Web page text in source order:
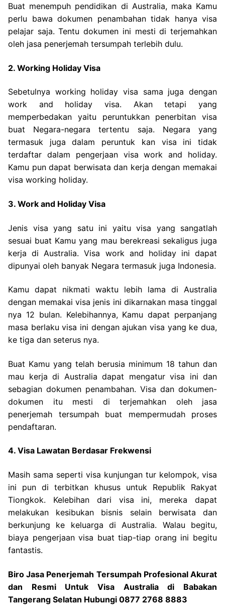
Buat menempuh pendidikan di Australia, maka Kamu
perlu bawa dokumen penambahan tidak hanya visa
pelajar saja. Tentu dokumen ini mesti di terjemahkan
oleh jasa penerjemah tersumpah terlebih dulu.
2. Working Holiday Visa
Sebetulnya working holiday visa sama juga dengan
work and holiday visa. Akan tetapi yang
memperbedakan yaitu peruntukkan penerbitan visa
buat Negara-negara tertentu saja. Negara yang
termasuk juga dalam peruntuk kan visa ini tidak
terdaftar dalam pengerjaan visa work and holiday.
Kamu pun dapat berwisata dan kerja dengan memakai
visa working holiday.
3. Work and Holiday Visa
Jenis visa yang satu ini yaitu visa yang sangatlah
sesuai buat Kamu yang mau berekreasi sekaligus juga
kerja di Australia. Visa work and holiday ini dapat
dipunyai oleh banyak Negara termasuk juga Indonesia.
Kamu dapat nikmati waktu lebih lama di Australia
dengan memakai visa jenis ini dikarnakan masa tinggal
nya 12 bulan. Kelebihannya, Kamu dapat perpanjang
masa berlaku visa ini dengan ajukan visa yang ke dua,
ke tiga dan seterus nya.
Buat Kamu yang telah berusia minimum 18 tahun dan
mau kerja di Australia dapat mengatur visa ini dan
sebagian dokumen penambahan. Visa dan dokumen-
dokumen itu mesti di terjemahkan oleh jasa
penerjemah tersumpah buat mempermudah proses
pendaftaran.
4. Visa Lawatan Berdasar Frekwensi
Masih sama seperti visa kunjungan tur kelompok, visa
ini pun di terbitkan khusus untuk Republik Rakyat
Tiongkok. Kelebihan dari visa ini, mereka dapat
melakukan kesibukan bisnis selain berwisata dan
berkunjung ke keluarga di Australia. Walau begitu,
biaya pengerjaan visa buat tiap-tiap orang ini begitu
fantastis.
Biro Jasa Penerjemah Tersumpah Profesional Akurat
dan Resmi Untuk Visa Australia di Babakan
Tangerang Selatan Hubungi 0877 2768 8883